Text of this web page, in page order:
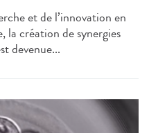
et de l’innovation en
la création de synergies
devenue...